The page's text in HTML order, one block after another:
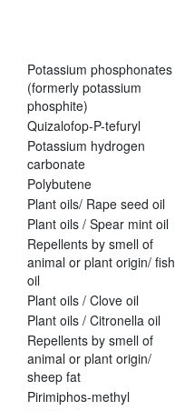
Potassium phosphonates
(formerly potassium
phosphite)
Quizalofop-P-tefuryl
Potassium hydrogen
carbonate
Polybutene
Plant oils/ Rape seed oil
Plant oils / Spear mint oil
Repellents by smell of
animal or plant origin/ fish
oil
Plant oils / Clove oil
Plant oils / Citronella oil
Repellents by smell of
animal or plant origin/
sheep fat
Pirimiphos-methyl